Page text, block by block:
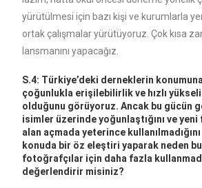
yürütülmesi için bazı kişi ve kurumlarla
ortak çalışmalar yürütüyoruz. Çok kısa
lansmanını yapacağız.
S.4: Türkiye’deki derneklerin konumuna
çoğunlukla erişilebilirlik ve hızlı
olduğunu görüyoruz. Ancak bu gücün
isimler üzerinde yoğunlaştığını ve
alan açmada yeterince
konuda bir öz eleştiri yaparak neden
fotoğrafçılar için daha fazla
değerlendirir misiniz?